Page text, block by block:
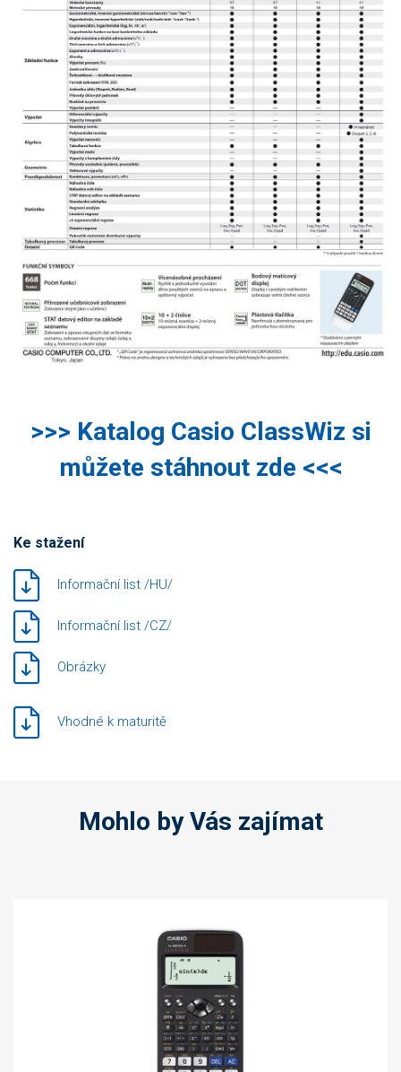
>>> Katalog Casio ClassWiz si
můžete stáhnout zde <<<
Ke stažení
Informační list /HU/
Informační list /CZ/
Obrázky
Vhodné k maturitě
Mohlo by Vás zajímat